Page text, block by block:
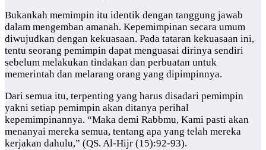
Bukankah memimpin itu identik dengan tanggung jawab
dalam mengemban amanah. Kepemimpinan secara umum
diwujudkan dengan kekuasaan. Pada tataran kekuasaan ini,
tentu seorang pemimpin dapat menguasai dirinya sendiri
sebelum melakukan tindakan dan perbuatan untuk
memerintah dan melarang orang yang dipimpinnya.
Dari semua itu, terpenting yang harus disadari pemimpin
yakni setiap pemimpin akan ditanya perihal
kepemimpinannya. “Maka demi Rabbmu, Kami pasti akan
menanyai mereka semua, tentang apa yang telah mereka
kerjakan dahulu,” (QS. Al-Hijr (15):92-93).